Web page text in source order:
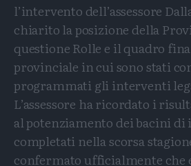
l’intervento dell’assessore
chiarito la posizione della
questione Rolle e il quadro
provinciale in cui sono stati
programmati gli interventi
L’assessore ha ricordato i
al potenziamento dei bacini di
completati nella scorsa
confermato ufficialmente che